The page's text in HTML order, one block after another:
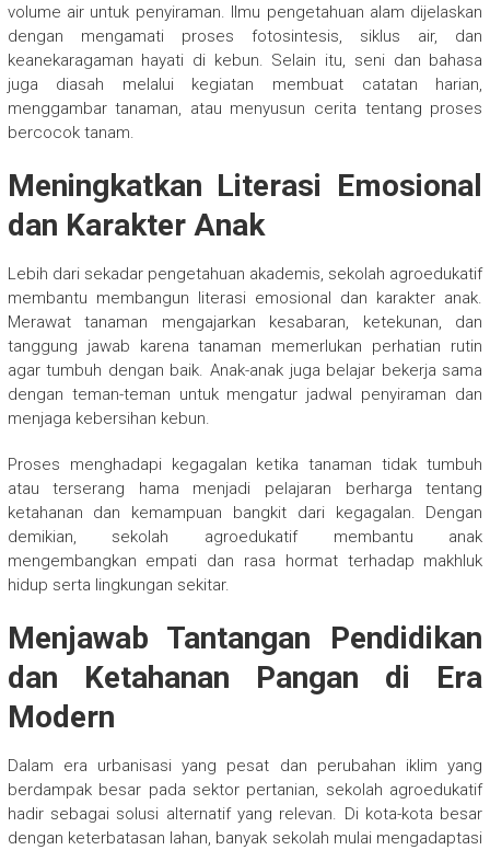
volume air untuk penyiraman. Ilmu pengetahuan alam dijelaskan
dengan mengamati proses fotosintesis, siklus air, dan
keanekaragaman hayati di kebun. Selain itu, seni dan bahasa
juga diasah melalui kegiatan membuat catatan harian,
menggambar tanaman, atau menyusun cerita tentang proses
bercocok tanam.
Meningkatkan Literasi Emosional
dan Karakter Anak
Lebih dari sekadar pengetahuan akademis, sekolah agroedukatif
membantu membangun literasi emosional dan karakter anak.
Merawat tanaman mengajarkan kesabaran, ketekunan, dan
tanggung jawab karena tanaman memerlukan perhatian rutin
agar tumbuh dengan baik. Anak-anak juga belajar bekerja sama
dengan teman-teman untuk mengatur jadwal penyiraman dan
menjaga kebersihan kebun.
Proses menghadapi kegagalan ketika tanaman tidak tumbuh
atau terserang hama menjadi pelajaran berharga tentang
ketahanan dan kemampuan bangkit dari kegagalan. Dengan
demikian, sekolah agroedukatif membantu anak
mengembangkan empati dan rasa hormat terhadap makhluk
hidup serta lingkungan sekitar.
Menjawab Tantangan Pendidikan
dan Ketahanan Pangan di Era
Modern
Dalam era urbanisasi yang pesat dan perubahan iklim yang
berdampak besar pada sektor pertanian, sekolah agroedukatif
hadir sebagai solusi alternatif yang relevan. Di kota-kota besar
dengan keterbatasan lahan, banyak sekolah mulai mengadaptasi